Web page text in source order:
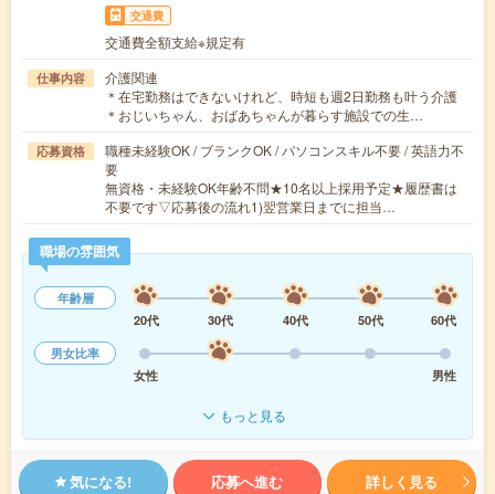
交通費
交通費全額支給※規定有
仕事内容
介護関連
＊在宅勤務はできないけれど、時短も週2日勤務も叶う介護
＊おじいちゃん、おばあちゃんが暮らす施設での生…
応募資格
職種未経験OK / ブランクOK / パソコンスキル不要 / 英語力不
要
無資格・未経験OK年齢不問★10名以上採用予定★履歴書は
不要です▽応募後の流れ1)翌営業日までに担当…
職場の雰囲気
年齢層
20代
30代 40代 50代
60代
男女比率
女性
男性
もっと見る
気になる! 応募へ進む 詳しく見る